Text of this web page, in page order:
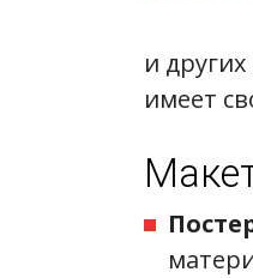
и
имеет